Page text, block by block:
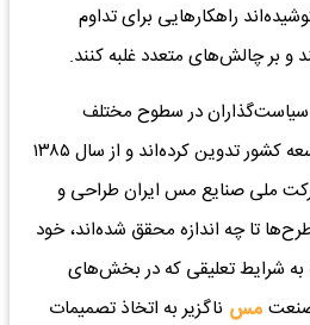
راهکارهایی برای تداوم
و بر چالش‌های متعدد غلبه کنند.
سیاست‌گذاران در سطوح مختلف
برنامه‌های متعددی برای توسعه کشور تدوین کرده‌اند و از سال ۱۳۸۵
شرکت ملی صنایع مس ایران طراحی و
تا چه اندازه محقق شده‌اند، خود
به شرایط تعلیقی که در بخش‌های
مس ناگزیر به اتخاذ تصمیمات